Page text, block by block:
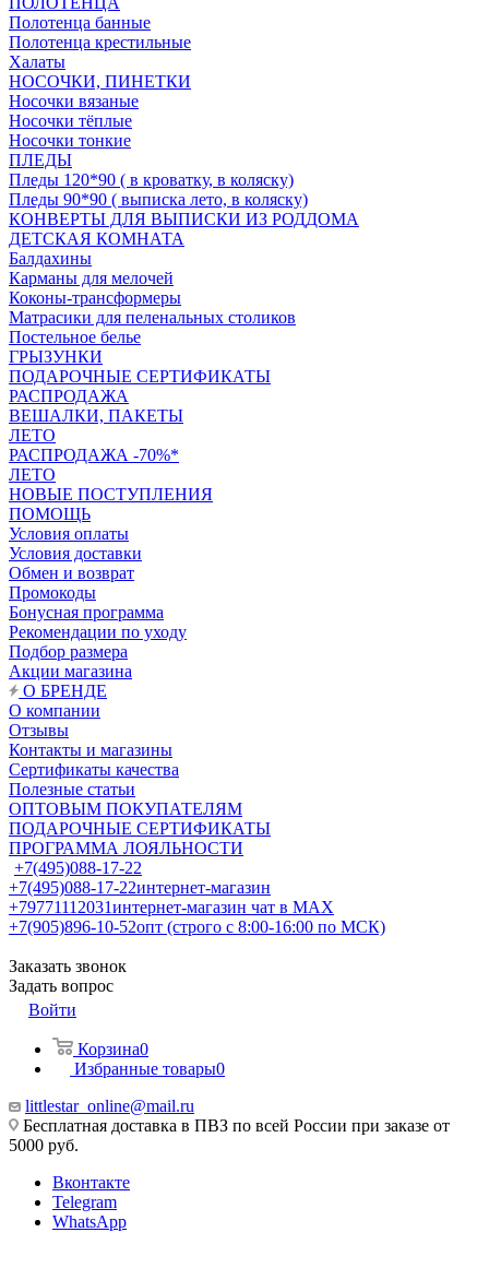
Полотенца банные
Полотенца крестильные
Халаты
НОСОЧКИ, ПИНЕТКИ
Носочки вязаные
Носочки тёплые
Носочки тонкие
ПЛЕДЫ
Пледы 120*90 ( в кроватку, в коляску)
Пледы 90*90 ( выписка лето, в коляску)
КОНВЕРТЫ ДЛЯ ВЫПИСКИ ИЗ РОДДОМА
ДЕТСКАЯ КОМНАТА
Балдахины
Карманы для мелочей
Коконы-трансформеры
Матрасики для пеленальных столиков
Постельное белье
ГРЫЗУНКИ
ПОДАРОЧНЫЕ СЕРТИФИКАТЫ
РАСПРОДАЖА
ВЕШАЛКИ, ПАКЕТЫ
ЛЕТО
РАСПРОДАЖА -70%*
ЛЕТО
НОВЫЕ ПОСТУПЛЕНИЯ
ПОМОЩЬ
Условия оплаты
Условия доставки
Обмен и возврат
Промокоды
Бонусная программа
Рекомендации по уходу
Подбор размера
Акции магазина
О БРЕНДЕ
О компании
Отзывы
Контакты и магазины
Сертификаты качества
Полезные статьи
ОПТОВЫМ ПОКУПАТЕЛЯМ
ПОДАРОЧНЫЕ СЕРТИФИКАТЫ
ПРОГРАММА ЛОЯЛЬНОСТИ
+7(495)088-17-22
+7(495)088-17-22интернет-магазин
+79771112031интернет-магазин чат в MAX
+7(905)896-10-52опт (строго с 8:00-16:00 по МСК)
Заказать звонок
Задать вопрос
Войти
Корзина0
Избранные товары0
littlestar_online@mail.ru
Бесплатная доставка в ПВЗ по всей России при заказе от
5000 руб.
Вконтакте
Telegram
WhatsApp